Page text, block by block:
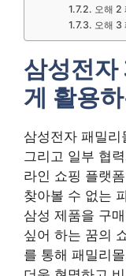
오해 2
오해 3
삼성전자
게 활용
삼성전자 패밀
그리고 일부 협
라인 쇼핑 플랫
찾아볼 수 없는
삼성 제품을 구
싶어 하는 꿈의
를 통해 패밀리